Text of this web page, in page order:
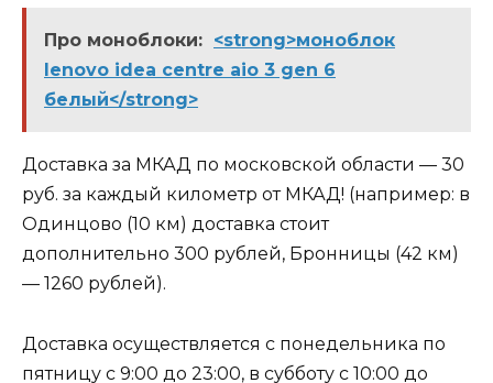
Про моноблоки: <strong>моноблок
lenovo idea centre aio 3 gen 6
белый</strong>
Доставка за МКАД по московской области — 30
руб. за каждый километр от МКАД! (например: в
Одинцово (10 км) доставка стоит
дополнительно 300 рублей, Бронницы (42 км)
— 1260 рублей).
Доставка осуществляется с понедельника по
пятницу с 9:00 до 23:00, в субботу с 10:00 до